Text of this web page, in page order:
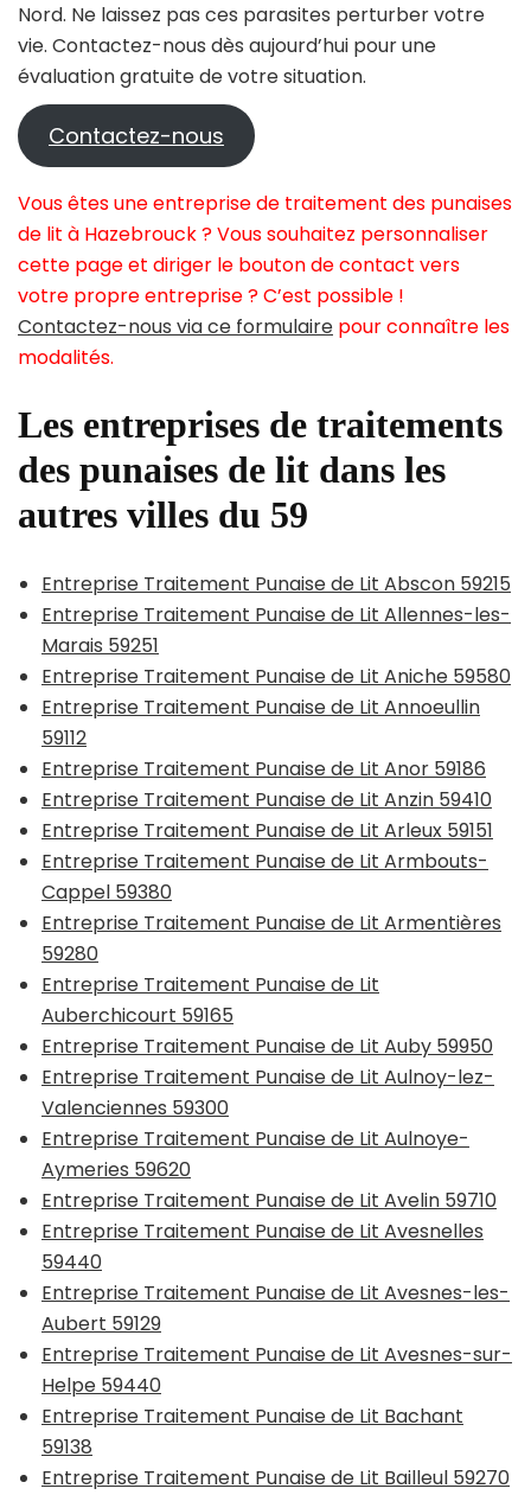
Nord. Ne laissez pas ces parasites perturber votre
vie. Contactez-nous dès aujourd’hui pour une
évaluation gratuite de votre situation.
Contactez-nous
Vous êtes une entreprise de traitement des punaises
de lit à Hazebrouck ? Vous souhaitez personnaliser
cette page et diriger le bouton de contact vers
votre propre entreprise ? C’est possible !
Contactez-nous via ce formulaire pour connaître les
modalités.
Les entreprises de traitements
des punaises de lit dans les
autres villes du 59
Entreprise Traitement Punaise de Lit Abscon 59215
Entreprise Traitement Punaise de Lit Allennes-les-
Marais 59251
Entreprise Traitement Punaise de Lit Aniche 59580
Entreprise Traitement Punaise de Lit Annoeullin
59112
Entreprise Traitement Punaise de Lit Anor 59186
Entreprise Traitement Punaise de Lit Anzin 59410
Entreprise Traitement Punaise de Lit Arleux 59151
Entreprise Traitement Punaise de Lit Armbouts-
Cappel 59380
Entreprise Traitement Punaise de Lit Armentières
59280
Entreprise Traitement Punaise de Lit
Auberchicourt 59165
Entreprise Traitement Punaise de Lit Auby 59950
Entreprise Traitement Punaise de Lit Aulnoy-lez-
Valenciennes 59300
Entreprise Traitement Punaise de Lit Aulnoye-
Aymeries 59620
Entreprise Traitement Punaise de Lit Avelin 59710
Entreprise Traitement Punaise de Lit Avesnelles
59440
Entreprise Traitement Punaise de Lit Avesnes-les-
Aubert 59129
Entreprise Traitement Punaise de Lit Avesnes-sur-
Helpe 59440
Entreprise Traitement Punaise de Lit Bachant
59138
Entreprise Traitement Punaise de Lit Bailleul 59270